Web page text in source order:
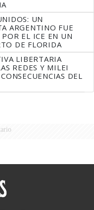
UN
ARGENTINO FUE
EL ICE EN UN
DE FLORIDA
LIBERTARIA
REDES Y MILEI
DEL